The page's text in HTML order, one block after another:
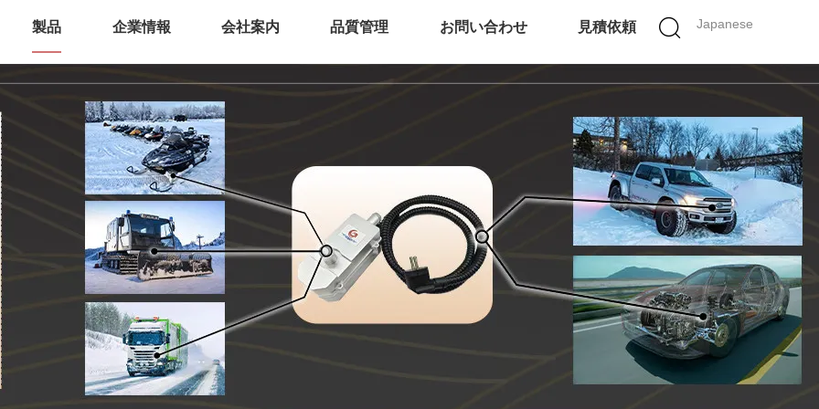
Japanese
製品 企業情報 会社案内 品質管理 お問い合わせ 見積依頼